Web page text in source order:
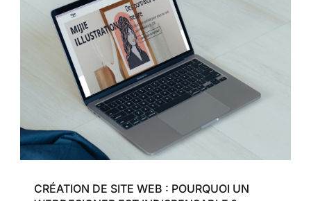
CRÉATION DE SITE WEB : POURQUOI UN